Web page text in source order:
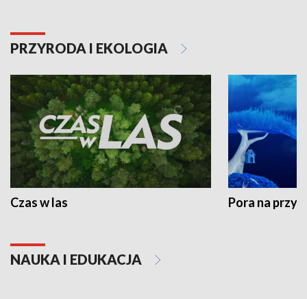
PRZYRODA I EKOLOGIA
Czas w las Pora na
NAUKA I EDUKACJA